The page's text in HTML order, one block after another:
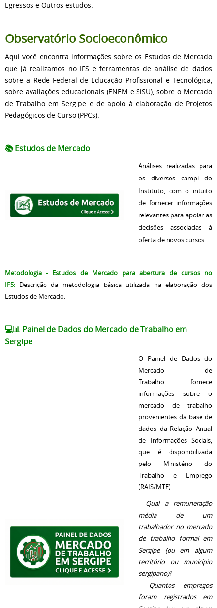
Egressos e Outros estudos.
Observatório Socioeconômico
Aqui você encontra informações sobre os Estudos de Mercado
que já realizamos no IFS e ferramentas de análise de dados
sobre a Rede Federal de Educação Profissional e Tecnológica,
sobre avaliações educacionais (ENEM e SiSU), sobre o Mercado
de Trabalho em Sergipe e de apoio à elaboração de Projetos
Pedagógicos de Curso (PPCs).
📚 Estudos de Mercado
Análises realizadas para
os diversos campi do
Instituto, com o intuito
de fornecer informações
relevantes para apoiar as
decisões associadas à
oferta de novos cursos.
Metodologia - Estudos de Mercado para abertura de cursos no
IFS: Descrição da metodologia básica utilizada na elaboração dos
Estudos de Mercado.
💻📊 Painel de Dados do Mercado de Trabalho em
Sergipe
O Painel de Dados do
Mercado de
Trabalho fornece
informações sobre o
mercado de trabalho
provenientes da base de
dados da Relação Anual
de Informações Sociais,
que é disponibilizada
pelo Ministério do
Trabalho e Emprego
(RAIS/MTE).
- Qual a remuneração
média de um
trabalhador no mercado
de trabalho formal em
Sergipe (ou em algum
território ou município
sergipano)?
- Quantos empregos
foram registrados em